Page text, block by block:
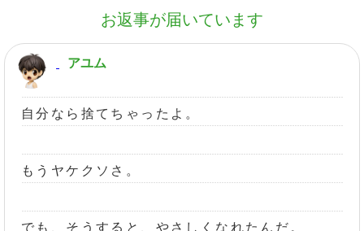
お返事が届いています
アユム
自分なら捨てちゃったよ。
もうヤケクソさ。
でも、そうすると、やさしくなれたんだ。